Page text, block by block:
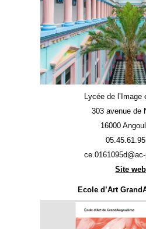
Lycée de
303 avenue de
16000
Site web
Ecole d’Art